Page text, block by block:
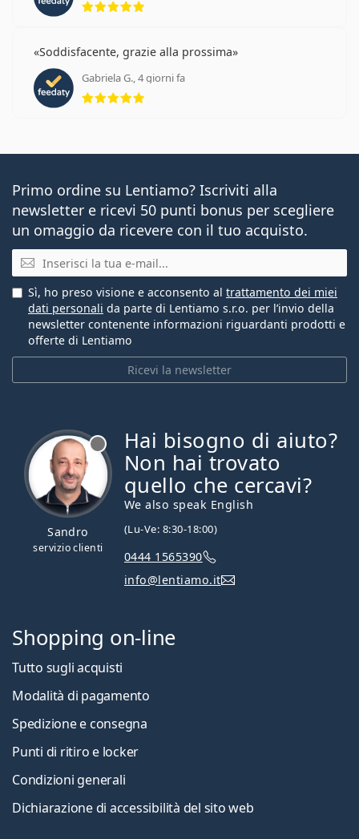
Soddisfacente, grazie alla prossima
Gabriela G., 4 giorni fa
valutazione 5 di 5
Primo ordine su Lentiamo? Iscriviti alla
newsletter e ricevi 50 punti bonus per scegliere
un omaggio da ricevere con il tuo acquisto.
E-mail
Ricevi la newsletter
Sì, ho preso visione e acconsento al trattamento dei miei
dati personali da parte di Lentiamo s.r.o. per l’invio della
newsletter contenente informazioni riguardanti prodotti e
offerte di Lentiamo
Sandro
servizio clienti
Hai bisogno di aiuto?
Non hai trovato
quello che cercavi?
We also speak English
(Lu-Ve: 8:30-18:00)
0444 1565390
info@lentiamo.it
Shopping on-line
Tutto sugli acquisti
Modalità di pagamento
Spedizione e consegna
Punti di ritiro e locker
Condizioni generali
Dichiarazione di accessibilità del sito web